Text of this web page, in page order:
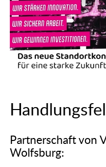
Partnerschaft von
Wolfsburg: